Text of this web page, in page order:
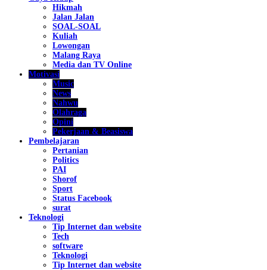
Hikmah
Jalan Jalan
SOAL-SOAL
Kuliah
Lowongan
Malang Raya
Media dan TV Online
Motivasi
Music
News
Nahwu
Olahraga
Opini
Pekerjaan & Beasiswa
Pembelajaran
Pertanian
Politics
PAI
Shorof
Sport
Status Facebook
surat
Teknologi
Tip Internet dan website
Tech
software
Teknologi
Tip Internet dan website